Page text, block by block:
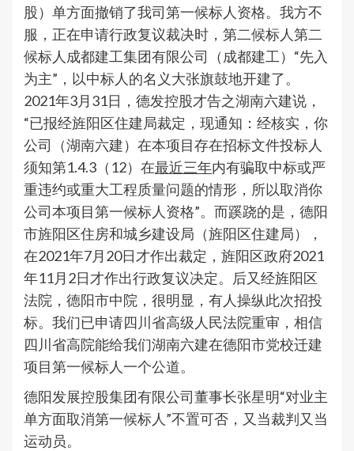
股）单方面撤销了我司第一候标人资格。我方不
服，正在申请行政复议裁决时，第二候标人第二
候标人成都建工集团有限公司（成都建工）“先入
为主”，以中标人的名义大张旗鼓地开建了。
2021年3月31日，德发控股才告之湖南六建说，
“已报经旌阳区住建局裁定，现通知：经核实，你
公司（湖南六建）在本项目存在招标文件投标人
须知第1.4.3（12）在最近三年内有骗取中标或严
重违约或重大工程质量问题的情形，所以取消你
公司本项目第一候标人资格”。而蹊跷的是，德阳
市旌阳区住房和城乡建设局（旌阳区住建局），
在2021年7月20日才作出裁定，旌阳区政府2021
年11月2日才作出行政复议决定。后又经旌阳区
法院，德阳市中院，很明显，有人操纵此次招投
标。我们已申请四川省高级人民法院重审，相信
四川省高院能给我们湖南六建在德阳市党校迁建
项目第一候标人一个公道。
德阳发展控股集团有限公司董事长张星明“对业主
单方面取消第一候标人”不置可否，又当裁判又当
运动员。